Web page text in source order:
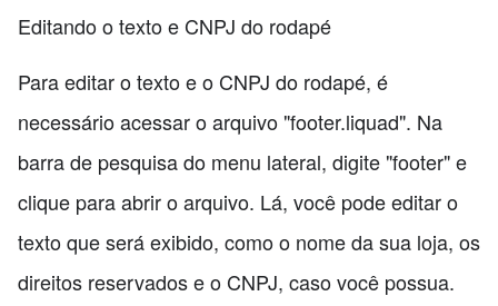
Editando o texto e CNPJ do rodapé
Para editar o texto e o CNPJ do rodapé, é
necessário acessar o arquivo "footer.liquad". Na
barra de pesquisa do menu lateral, digite "footer" e
clique para abrir o arquivo. Lá, você pode editar o
texto que será exibido, como o nome da sua loja, os
direitos reservados e o CNPJ, caso você possua.